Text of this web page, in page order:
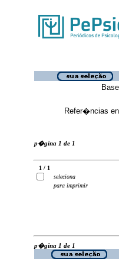
Refer�ncias
p�gina 1 de 1
1 / 1
seleciona
para imprimir
p�gina 1 de 1